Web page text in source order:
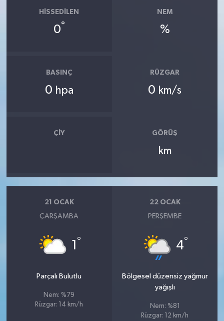
HISSEDILEN
0°
NEM
%
BASINÇ
0 hpa
RÜZGAR
0 km/s
ÇIY GÖRÜŞ
km
21 OCAK
ÇARŞAMBA
1 °
Parçalı Bulutlu
Nem: %79
Rüzgar: 14 km/h
22 OCAK
PERŞEMBE
4°
Bölgesel düzensiz yağmur
yağışlı
Nem: %81
Rüzgar: 12 km/h